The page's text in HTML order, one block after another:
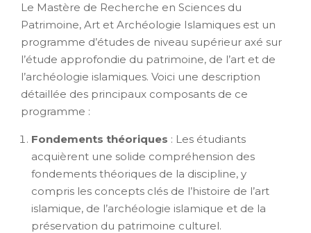
Le Mastère de Recherche en Sciences du
Patrimoine, Art et Archéologie Islamiques est un
programme d’études de niveau supérieur axé sur
l’étude approfondie du patrimoine, de l’art et de
l’archéologie islamiques. Voici une description
détaillée des principaux composants de ce
programme :
Fondements théoriques : Les étudiants
acquièrent une solide compréhension des
fondements théoriques de la discipline, y
compris les concepts clés de l’histoire de l’art
islamique, de l’archéologie islamique et de la
préservation du patrimoine culturel.